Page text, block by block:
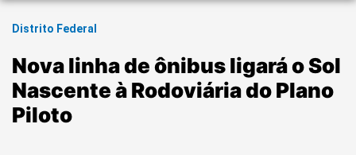
Distrito Federal
Nova linha de ônibus ligará o Sol
Nascente à Rodoviária do Plano
Piloto